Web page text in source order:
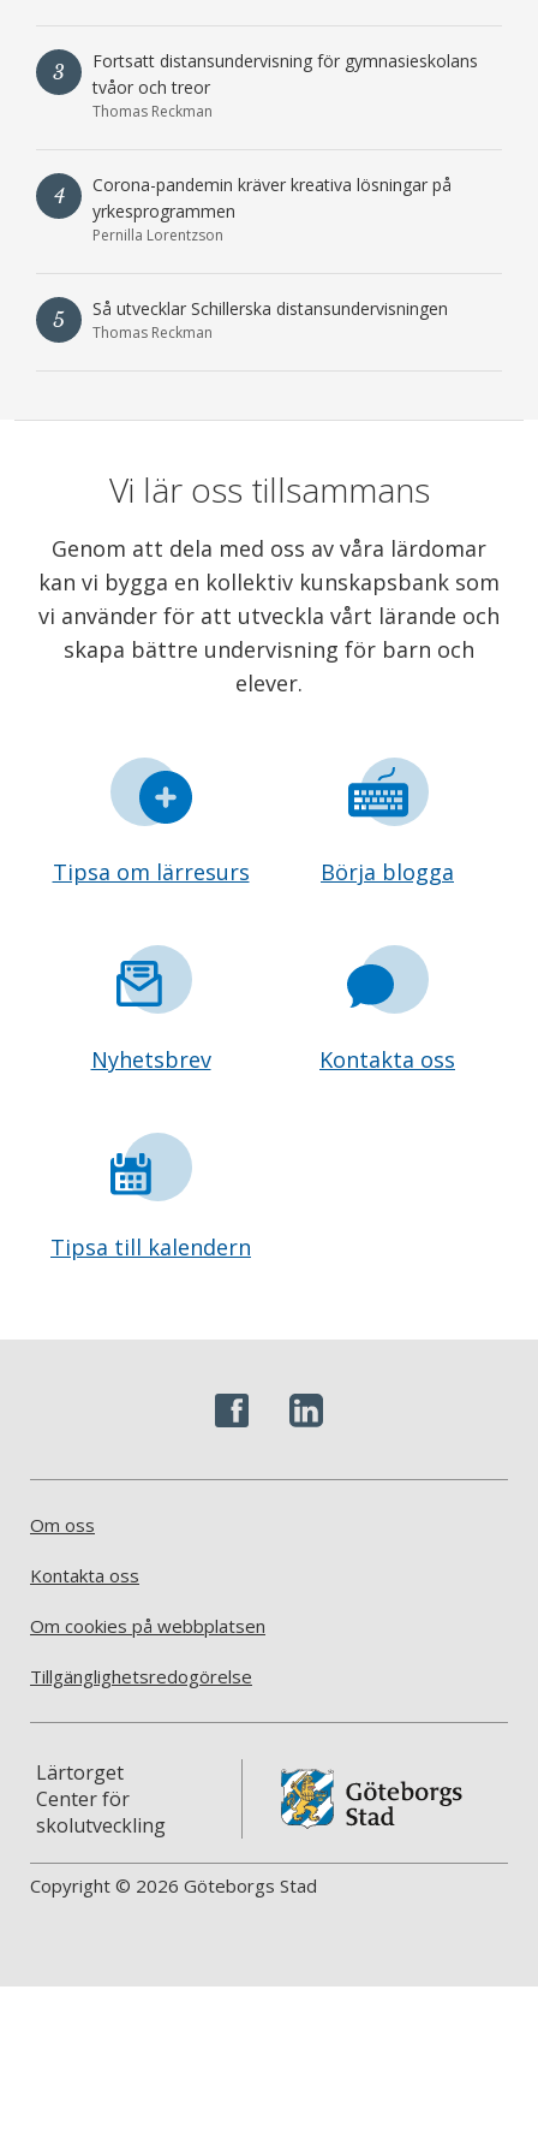
3
Fortsatt distansundervisning för gymnasieskolans
tvåor och treor
Thomas Reckman
4
Corona-pandemin kräver kreativa lösningar på
yrkesprogrammen
Pernilla Lorentzson
5 Så utvecklar Schillerska distansundervisningen
Thomas Reckman
Vi lär oss tillsammans
Genom att dela med oss av våra lärdomar
kan vi bygga en kollektiv kunskapsbank som
vi använder för att utveckla vårt lärande och
skapa bättre undervisning för barn och
elever.
Tipsa om lärresurs Börja blogga
Nyhetsbrev Kontakta oss
Tipsa till kalendern
Om oss
Kontakta oss
Om cookies på webbplatsen
Tillgänglighetsredogörelse
Lärtorget
Center för
skolutveckling
Copyright © 2026 Göteborgs Stad